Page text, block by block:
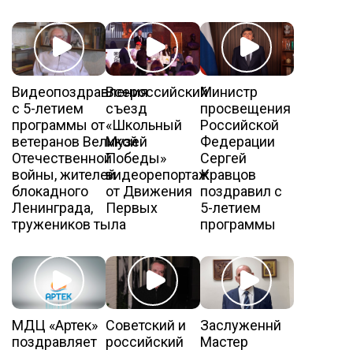
Видеопоздравления
с 5-летием
программы от
ветеранов Великой
Отечественной
войны, жителей
блокадного
Ленинграда,
тружеников тыла
Всероссийский
съезд
«Школьный
Музей
Победы»
видеорепортаж
от Движения
Первых
Министр
просвещения
Российской
Федерации
Сергей
Кравцов
поздравил с
5-летием
программы
МДЦ «Артек»
поздравляет
Советский и
российский
Заслуженнй
Мастер